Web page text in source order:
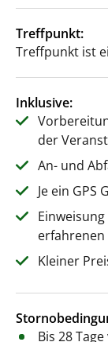
Treffpunkt:
Treffpunkt ist
Inklusive:
der
An- und
Je ein GPS
erfahrenen
Kleiner
Bis 28